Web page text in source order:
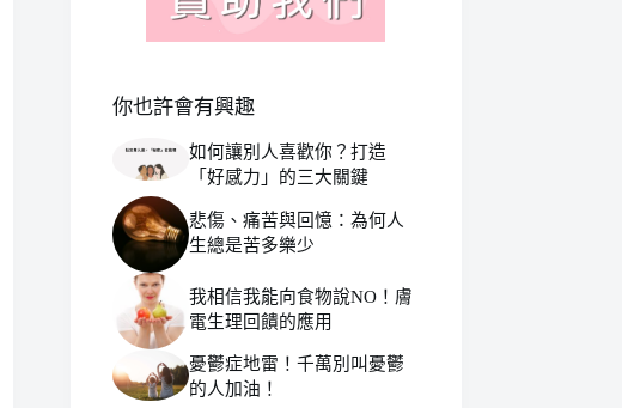
你也許會有興趣
如何讓別人喜歡你？打造
「好感力」的三大關鍵
悲傷、痛苦與回憶：為何人
生總是苦多樂少
我相信我能向食物說NO！膚
電生理回饋的應用
憂鬱症地雷！千萬別叫憂鬱
的人加油！